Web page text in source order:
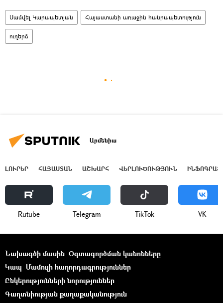
Սամվել Կարապետյան Հայաստանի առաջին հանրապետություն
ուղերձ
Արմենիա
ԼՈՒՐԵՐ ՀԱՅԱՍՏԱՆ ԱՇԽԱՐՀ ՎԵՐԼՈՒԾՈՒԹՅՈՒՆ
Rutube Telegram ТikТоk VK
Նախագծի մասին Օգտագործման կանոնները
Կապ Մամուլի հաղորդագրություններ
Ընկերությունների նորություններ
Գաղտնիության քաղաքականություն